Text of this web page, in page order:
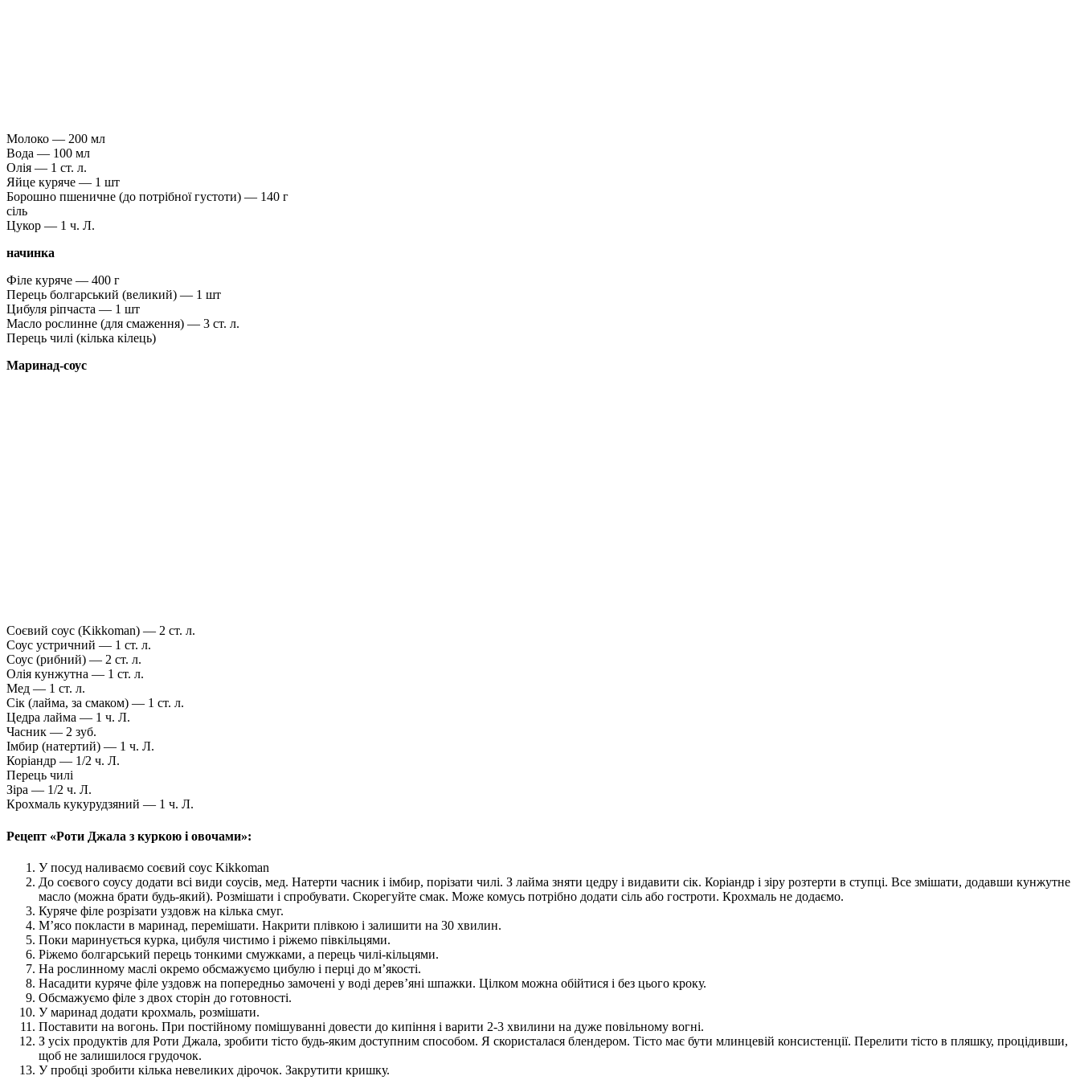
Молоко — 200 мл
Вода — 100 мл
Олія — ​​1 ст. л.
Яйце куряче — 1 шт
Борошно пшеничне (до потрібної густоти) — 140 г
сіль
Цукор — 1 ч. Л.
начинка
Філе куряче — 400 г
Перець болгарський (великий) — 1 шт
Цибуля ріпчаста — 1 шт
Масло рослинне (для смаження) — 3 ст. л.
Перець чилі (кілька кілець)
Маринад-соус
Соєвий соус (Kikkoman) — 2 ст. л.
Соус устричний — 1 ст. л.
Соус (рибний) — 2 ст. л.
Олія кунжутна — 1 ст. л.
Мед — 1 ст. л.
Сік (лайма, за смаком) — 1 ст. л.
Цедра лайма — 1 ч. Л.
Часник — 2 зуб.
Імбир (натертий) — 1 ч. Л.
Коріандр — 1/2 ч. Л.
Перець чилі
Зіра — 1/2 ч. Л.
Крохмаль кукурудзяний — 1 ч. Л.
Рецепт «Роти Джала з куркою і овочами»:
У посуд наливаємо соєвий соус Kikkoman
До соєвого соусу додати всі види соусів, мед. Натерти часник і імбир, порізати чилі. З лайма зняти цедру і видавити сік. Коріандр і зіру розтерти в ступці. Все змішати, додавши кунжутне
масло (можна брати будь-який). Розмішати і спробувати. Скорегуйте смак. Може комусь потрібно додати сіль або гостроти. Крохмаль не додаємо.
Куряче філе розрізати уздовж на кілька смуг.
М’ясо покласти в маринад, перемішати. Накрити плівкою і залишити на 30 хвилин.
Поки маринується курка, цибуля чистимо і ріжемо півкільцями.
Ріжемо болгарський перець тонкими смужками, а перець чилі-кільцями.
На рослинному маслі окремо обсмажуємо цибулю і перці до м’якості.
Насадити куряче філе уздовж на попередньо замочені у воді дерев’яні шпажки. Цілком можна обійтися і без цього кроку.
Обсмажуємо філе з двох сторін до готовності.
У маринад додати крохмаль, розмішати.
Поставити на вогонь. При постійному помішуванні довести до кипіння і варити 2-3 хвилини на дуже повільному вогні.
З усіх продуктів для Роти Джала, зробити тісто будь-яким доступним способом. Я скористалася блендером. Тісто має бути млинцевій консистенції. Перелити тісто в пляшку, процідивши,
щоб не залишилося грудочок.
У пробці зробити кілька невеликих дірочок. Закрутити кришку.